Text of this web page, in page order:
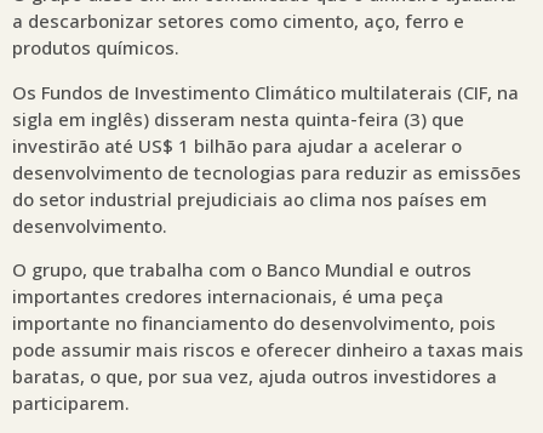
a descarbonizar setores como cimento, aço, ferro e
produtos químicos.
Os Fundos de Investimento Climático multilaterais (CIF, na
sigla em inglês) disseram nesta quinta-feira (3) que
investirão até US$ 1 bilhão para ajudar a acelerar o
desenvolvimento de tecnologias para reduzir as emissões
do setor industrial prejudiciais ao clima nos países em
desenvolvimento.
O grupo, que trabalha com o Banco Mundial e outros
importantes credores internacionais, é uma peça
importante no financiamento do desenvolvimento, pois
pode assumir mais riscos e oferecer dinheiro a taxas mais
baratas, o que, por sua vez, ajuda outros investidores a
participarem.